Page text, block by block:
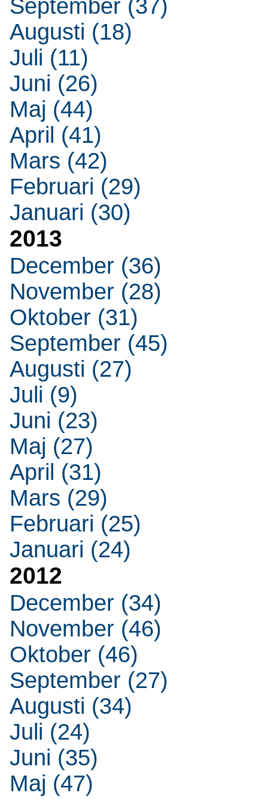
September (37)
Augusti (18)
Juli (11)
Juni (26)
Maj (44)
April (41)
Mars (42)
Februari (29)
Januari (30)
2013
December (36)
November (28)
Oktober (31)
September (45)
Augusti (27)
Juli (9)
Juni (23)
Maj (27)
April (31)
Mars (29)
Februari (25)
Januari (24)
2012
December (34)
November (46)
Oktober (46)
September (27)
Augusti (34)
Juli (24)
Juni (35)
Maj (47)